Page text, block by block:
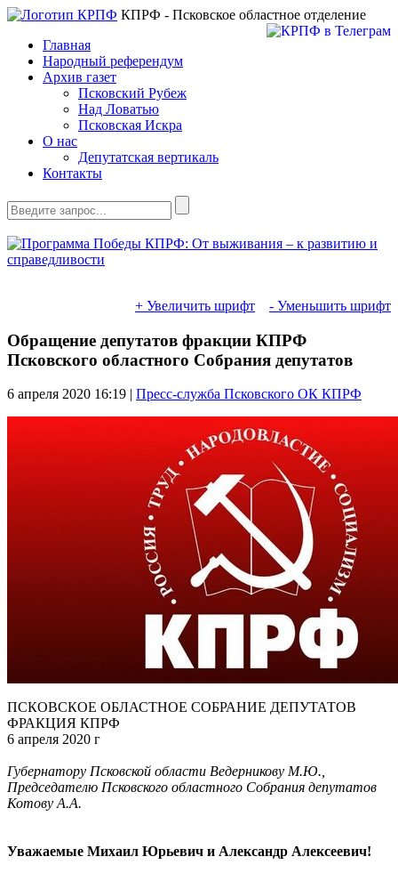
КПРФ - Псковское областное отделение
Главная
Народный референдум
Архив газет
Псковский Рубеж
Над Ловатью
Псковская Искра
О нас
Депутатская вертикаль
Контакты
+ Увеличить шрифт - Уменьшить шрифт
Обращение депутатов фракции КПРФ
Псковского областного Собрания депутатов
6 апреля 2020 16:19 | Пресс-служба Псковского ОК КПРФ
ПСКОВСКОЕ ОБЛАСТНОЕ СОБРАНИЕ ДЕПУТАТОВ
ФРАКЦИЯ КПРФ
6 апреля 2020 г
Губернатору Псковской области Ведерникову М.Ю.,
Председателю Псковского областного Собрания депутатов
Котову А.А.
Уважаемые Михаил Юрьевич и Александр Алексеевич!